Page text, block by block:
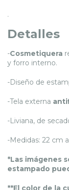
.
Detalles
-Cosmetiquera
y forro interno.
-Diseño de
-Tela externa
-Liviana, de
-Medidas: 22 cm
*Las imágenes
estampado
**El color de la